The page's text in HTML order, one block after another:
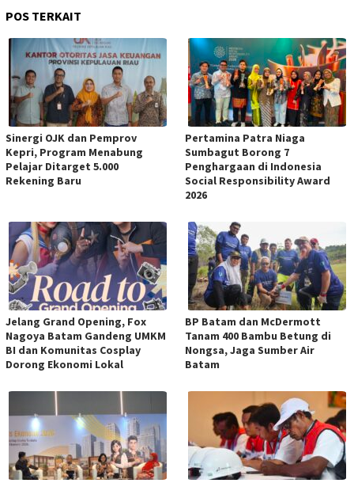
POS TERKAIT
Sinergi OJK dan Pemprov
Kepri, Program Menabung
Pelajar Ditarget 5.000
Rekening Baru
Pertamina Patra Niaga
Sumbagut Borong 7
Penghargaan di Indonesia
Social Responsibility Award
2026
Jelang Grand Opening, Fox
Nagoya Batam Gandeng UMKM
BI dan Komunitas Cosplay
Dorong Ekonomi Lokal
BP Batam dan McDermott
Tanam 400 Bambu Betung di
Nongsa, Jaga Sumber Air
Batam